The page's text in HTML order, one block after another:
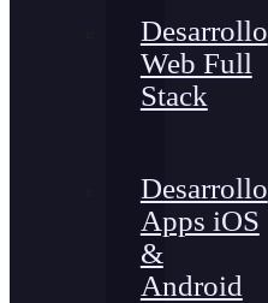
Desarrollo
Web Full
Stack
Desarrollo
Apps iOS
&
Android